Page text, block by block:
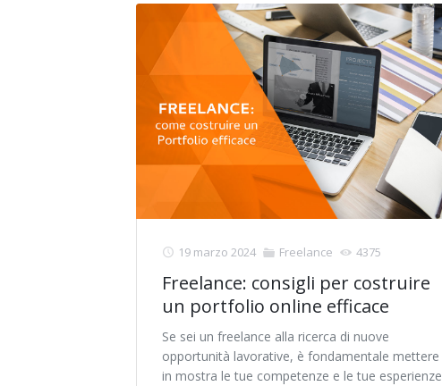
19 marzo 2024 Freelance 4375
Freelance: consigli per costruire
un portfolio online efficace
Se sei un freelance alla ricerca di nuove
opportunità lavorative, è fondamentale mettere
in mostra le tue competenze e le tue esperienze